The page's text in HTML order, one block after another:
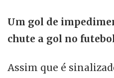
Um gol de
chute a gol no
Assim que é